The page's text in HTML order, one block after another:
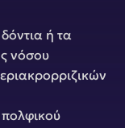
ή τα
νόσου